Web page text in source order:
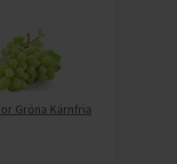
Gröna Kärnfria